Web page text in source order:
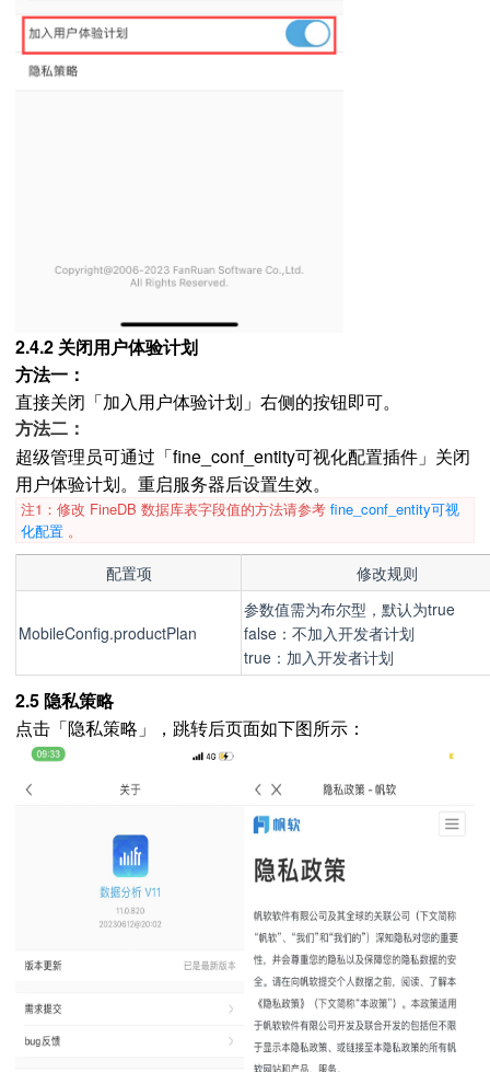
2.4.2 关闭用户体验计划
方法一：
直接关闭「加入用户体验计划」右侧的按钮即可。
方法二：
超级管理员可通过「fine_conf_entity可视化配置插件」关闭
用户体验计划。重启服务器后设置生效。
注1：修改 FineDB 数据库表字段值的方法请参考 fine_conf_entity可视
化配置 。
配置项 修改规则
MobileConfig.productPlan
参数值需为布尔型，默认为true
false：不加入开发者计划
true：加入开发者计划
2.5 隐私策略
点击「隐私策略」，跳转后页面如下图所示：